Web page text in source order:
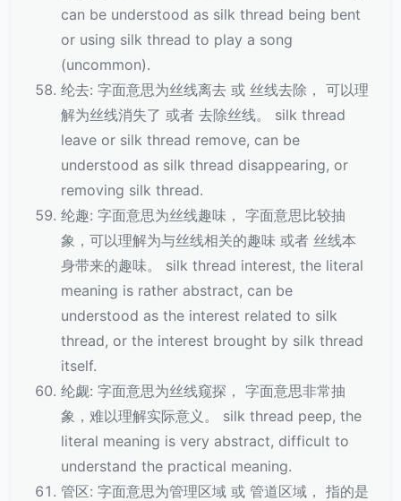
can be understood as silk thread being bent
or using silk thread to play a song
(uncommon).
纶去: 字面意思为丝线离去 或 丝线去除， 可以理
解为丝线消失了 或者 去除丝线。 silk thread
leave or silk thread remove, can be
understood as silk thread disappearing, or
removing silk thread.
纶趣: 字面意思为丝线趣味， 字面意思比较抽
象，可以理解为与丝线相关的趣味 或者 丝线本
身带来的趣味。 silk thread interest, the literal
meaning is rather abstract, can be
understood as the interest related to silk
thread, or the interest brought by silk thread
itself.
纶觑: 字面意思为丝线窥探， 字面意思非常抽
象，难以理解实际意义。 silk thread peep, the
literal meaning is very abstract, difficult to
understand the practical meaning.
管区: 字面意思为管理区域 或 管道区域， 指的是